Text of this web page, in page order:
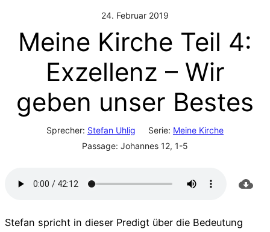
24. Februar 2019
Meine Kirche Teil 4:
Exzellenz – Wir
geben unser Bestes
Sprecher: Stefan Uhlig Serie: Meine Kirche
Passage: Johannes 12, 1-5
Stefan spricht in dieser Predigt über die Bedeutung